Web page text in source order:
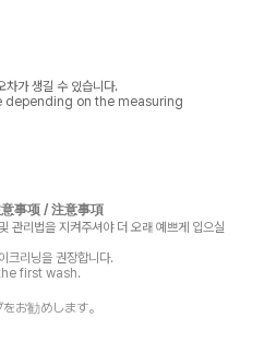
가 생길 수 있습니다.
depending on the measuring
事项 / 注意事項
관리법을 지켜주셔야 더 오래 예쁘게 입으실
크리닝을 권장합니다.
first wash.
お勧めします。